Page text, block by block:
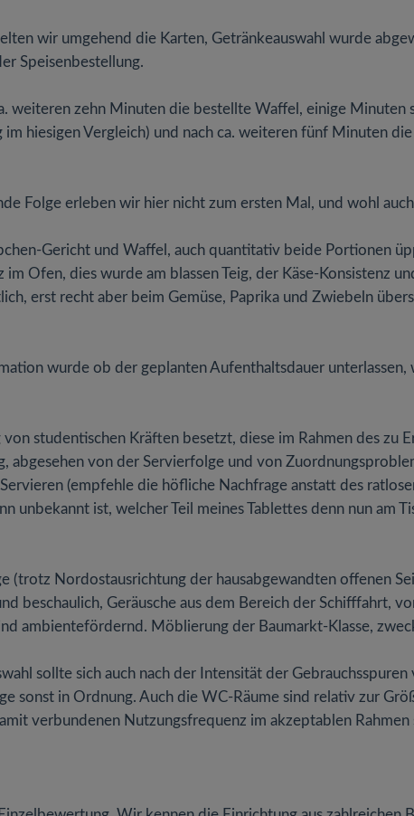
wir umgehend die Karten, Getränkeauswahl wurde
Speisenbestellung.
weiteren zehn Minuten die bestellte Waffel, einige Minuten
hiesigen Vergleich) und nach ca. weiteren fünf Minuten
Folge erleben wir hier nicht zum ersten Mal, und wohl
Gericht und Waffel, auch quantitativ beide Portionen
Ofen, dies wurde am blassen Teig, der Käse-Konsistenz
erst recht aber beim Gemüse, Paprika und Zwiebeln
wurde ob der geplanten Aufenthaltsdauer
von studentischen Kräften besetzt, diese im Rahmen des zu
abgesehen von der Servierfolge und von
(empfehle die höfliche Nachfrage anstatt des
unbekannt ist, welcher Teil meines Tablettes denn nun am
(trotz Nordostausrichtung der hausabgewandten offenen
beschaulich, Geräusche aus dem Bereich der Schifffahrt,
ambientefördernd. Möblierung der Baumarkt-Klasse,
sollte sich auch nach der Intensität der
sonst in Ordnung. Auch die WC-Räume sind relativ zur
verbundenen Nutzungsfrequenz im akzeptablen Rahmen